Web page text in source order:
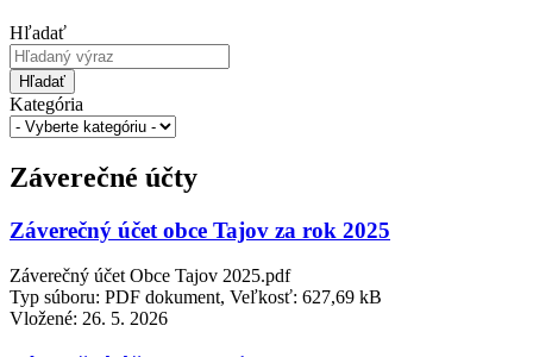
Hľadať
Hľadať
Kategória
Záverečné účty
Záverečný účet obce Tajov za rok 2025
Záverečný účet Obce Tajov 2025.pdf
Typ súboru: PDF dokument, Veľkosť: 627,69 kB
Vložené: 26. 5. 2026